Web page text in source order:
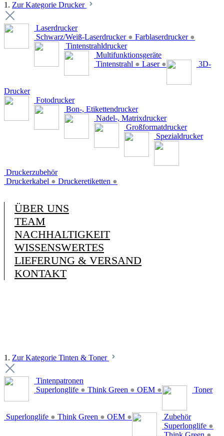
1. Zur Kategorie Drucker
Laserdrucker
Schwarz/Weiß-Laserdrucker ● Farblaserdrucker ●
Tintenstrahldrucker
Multifunktionsgeräte
Tintenstrahl ● Laser ● 3D-
Drucker
Fotodrucker
Bon-, Etikettendrucker
Nadel-, Matrixdrucker
Großformatdrucker
Spezialdrucker
Druckerzubehör
Druckerkabel ● Druckeretiketten ●
ÜBER UNS
TEAM
NACHHALTIGKEIT
WISSENSWERTES
LIEFERUNG & VERSAND
KONTAKT
1. Zur Kategorie Tinten & Toner
Tintenpatronen
Superlonglife ● Think Green ● OEM ● Toner
Superlonglife ● Think Green ● OEM ●
Zubehör
Superlonglife ●